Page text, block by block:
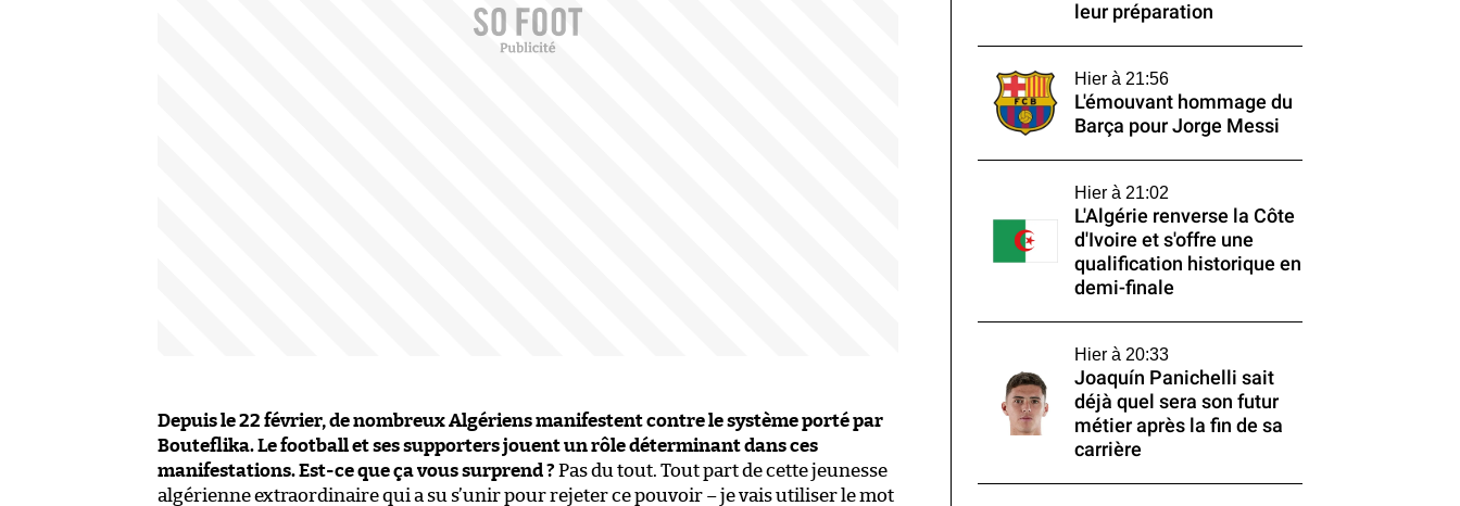
Depuis le 22 février, de nombreux Algériens manifestent contre le système porté par
Bouteflika. Le football et ses supporters jouent un rôle déterminant dans ces
manifestations. Est-ce que ça vous surprend ? Pas du tout. Tout part de cette jeunesse
algérienne extraordinaire qui a su s’unir pour rejeter ce pouvoir – je vais utiliser le mot
leur préparation
Hier à 21:56
L'émouvant hommage du
Barça pour Jorge Messi
Hier à 21:02
L'Algérie renverse la Côte
d'Ivoire et s'offre une
qualification historique en
demi-finale
Hier à 20:33
Joaquín Panichelli sait
déjà quel sera son futur
métier après la fin de sa
carrière